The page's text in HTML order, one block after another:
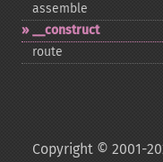
assemble
_​_​construct
route
Copyright © 2001-